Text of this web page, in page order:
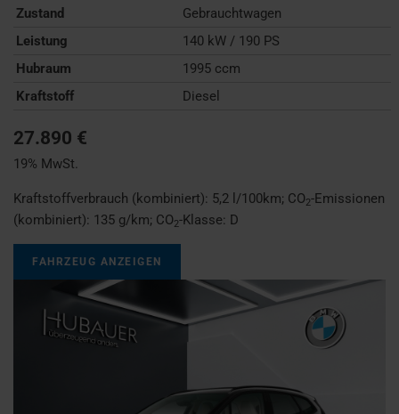
Zustand
Gebrauchtwagen
Leistung
140 kW / 190 PS
Hubraum
1995 ccm
Kraftstoff
Diesel
27.890 €
19% MwSt.
Kraftstoffverbrauch (kombiniert): 5,2 l/100km; CO2-Emissionen
(kombiniert): 135 g/km; CO2-Klasse: D
FAHRZEUG ANZEIGEN